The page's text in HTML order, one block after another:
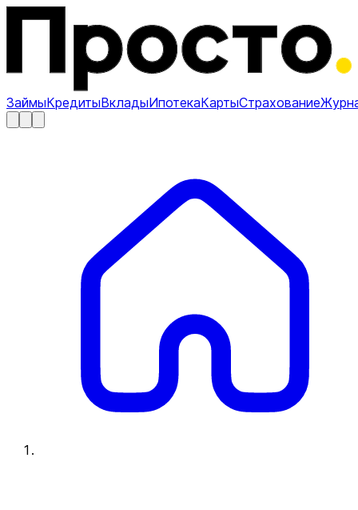
ЗаймыКредитыВкладыИпотекаКартыСтрахование